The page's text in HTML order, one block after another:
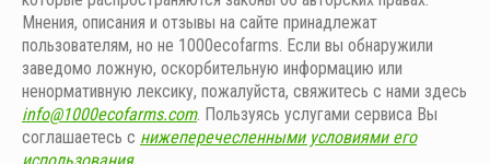
Мнения, описания и отзывы на сайте принадлежат
пользователям, но не 1000ecofarms. Если вы обнаружили
заведомо ложную, оскорбительную информацию или
ненормативную лексику, пожалуйста, свяжитесь с нами здесь
info@1000ecofarms.com. Пользуясь услугами сервиса Вы
соглашаетесь с нижеперечесленными условиями его